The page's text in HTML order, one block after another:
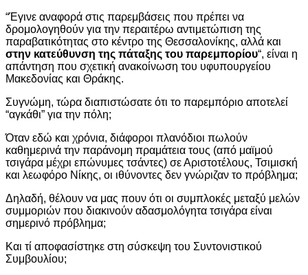
“Έγινε αναφορά στις παρεμβάσεις που πρέπει να
δρομολογηθούν για την περαιτέρω αντιμετώπιση της
παραβατικότητας στο κέντρο της Θεσσαλονίκης, αλλά και
στην κατεύθυνση της πάταξης του παρεμπορίου“, είναι η
απάντηση που σχετική ανακοίνωση του υφυπουργείου
Μακεδονίας και Θράκης.
Συγνώμη, τώρα διαπιστώσατε ότι το παρεμπόριο αποτελεί
“αγκάθι” για την πόλη;
Όταν εδώ και χρόνια, διάφοροι πλανόδιοι πωλούν
καθημερινά την παράνομη πραμάτεια τους (από μαϊμού
τσιγάρα μέχρι επώνυμες τσάντες) σε Αριστοτέλους, Τσιμισκή
και λεωφόρο Νίκης, οι ιθύνοντες δεν γνώριζαν το πρόβλημα;
Δηλαδή, θέλουν να μας πουν ότι οι συμπλοκές μεταξύ μελών
συμμοριών που διακινούν αδασμολόγητα τσιγάρα είναι
σημερινό πρόβλημα;
Και τί αποφασίστηκε στη σύσκεψη του Συντονιστικού
Συμβουλίου;